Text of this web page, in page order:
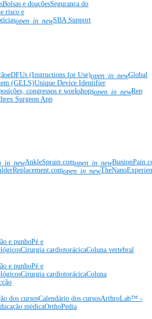
Bolsas e doaçõesSegurança do
risco e
open_in_newSBA Support
eDFUs (Instructions for Use)open_in_newGlobal
(GELS)Unique Device Identifier
congressos e workshopsopen_in_newRep
Surgeon App
AnkleSprain.comopen_in_new
open_in_new
e punhoPé e
Cirurgia cardiotorácicaColuna vertebral
e punhoPé e
Cirurgia cardiotorácicaColuna
dos cursosCalendário dos cursosArthroLab™ -
médicaOrthoPedia